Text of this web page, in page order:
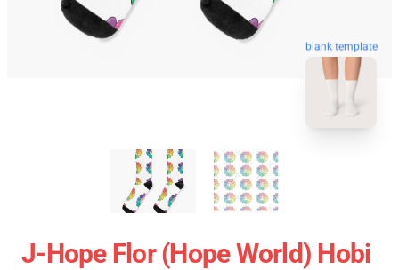
blank template
J-Hope Flor (hope World) Hobi